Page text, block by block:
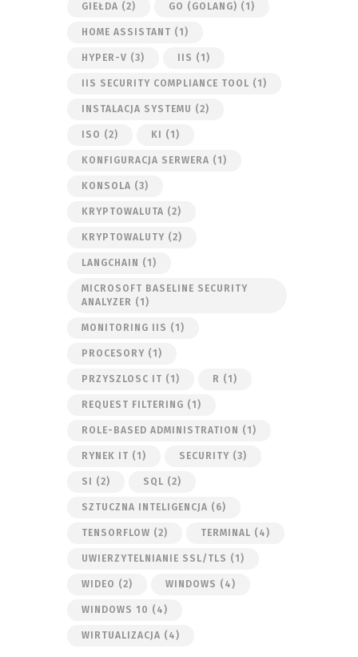
GIEŁDA (2) GO (GOLANG) (1)
HOME ASSISTANT (1)
HYPER-V (3) IIS (1)
IIS SECURITY COMPLIANCE TOOL (1)
INSTALACJA SYSTEMU (2)
ISO (2) KI (1)
KONFIGURACJA SERWERA (1)
KONSOLA (3)
KRYPTOWALUTA (2)
KRYPTOWALUTY (2)
LANGCHAIN (1)
MICROSOFT BASELINE SECURITY
ANALYZER (1)
MONITORING IIS (1)
PROCESORY (1)
PRZYSZLOSC IT (1) R (1)
REQUEST FILTERING (1)
ROLE-BASED ADMINISTRATION (1)
RYNEK IT (1) SECURITY (3)
SI (2) SQL (2)
SZTUCZNA INTELIGENCJA (6)
TENSORFLOW (2) TERMINAL (4)
UWIERZYTELNIANIE SSL/TLS (1)
WIDEO (2) WINDOWS (4)
WINDOWS 10 (4)
WIRTUALIZACJA (4)